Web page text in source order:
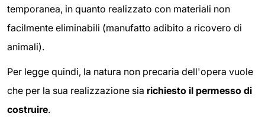
temporanea, in quanto realizzato con materiali non
facilmente eliminabili (manufatto adibito a ricovero di
animali).
Per legge quindi, la natura non precaria dell'opera vuole
che per la sua realizzazione sia richiesto il permesso di
costruire.